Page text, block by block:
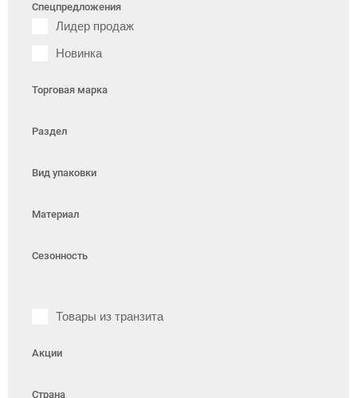
Спецпредложения
Лидер продаж
Новинка
Торговая марка
Раздел
Вид упаковки
Материал
Сезонность
Товары из транзита
Акции
Страна